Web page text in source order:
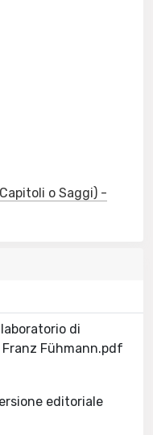
o Saggi) -
di
Fühmann.pdf
editoriale